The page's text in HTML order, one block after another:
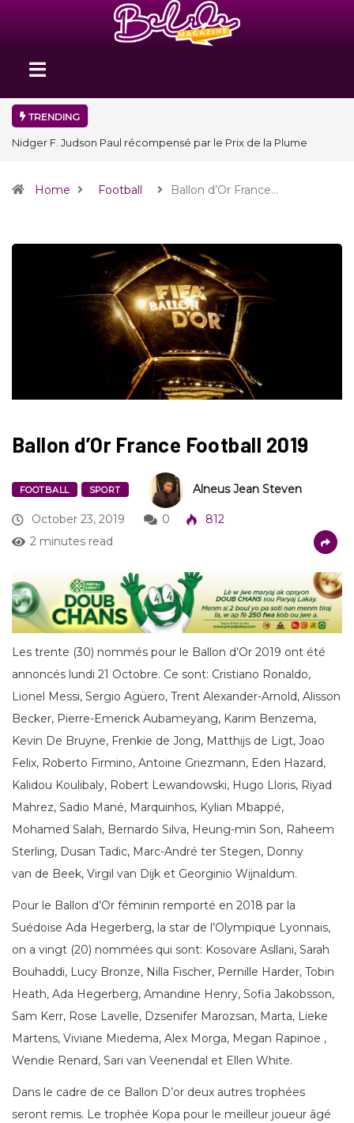
TRENDING
Nidger F. Judson Paul récompensé par le Prix de la Plume
Home Football Ballon d’Or France…
Ballon d’Or France Football 2019
FOOTBALL SPORT Alneus Jean Steven
October 23, 2019 0
812
2 minutes read
Les trente (30) nommés pour le Ballon d’Or 2019 ont été
annoncés lundi 21 Octobre. Ce sont: Cristiano Ronaldo,
Lionel Messi, Sergio Agüero, Trent Alexander-Arnold, Alisson
Becker, Pierre-Emerick Aubameyang, Karim Benzema,
Kevin De Bruyne, Frenkie de Jong, Matthijs de Ligt, Joao
Felix, Roberto Firmino, Antoine Griezmann, Eden Hazard,
Kalidou Koulibaly, Robert Lewandowski, Hugo Lloris, Riyad
Mahrez, Sadio Mané, Marquinhos, Kylian Mbappé,
Mohamed Salah, Bernardo Silva, Heung-min Son, Raheem
Sterling, Dusan Tadic, Marc-André ter Stegen, Donny
van de Beek, Virgil van Dijk et Georginio Wijnaldum.
Pour le Ballon d’Or féminin remporté en 2018 par la
Suédoise Ada Hegerberg, la star de l’Olympique Lyonnais,
on a vingt (20) nommées qui sont: Kosovare Asllani, Sarah
Bouhaddi, Lucy Bronze, Nilla Fischer, Pernille Harder, Tobin
Heath, Ada Hegerberg, Amandine Henry, Sofia Jakobsson,
Sam Kerr, Rose Lavelle, Dzsenifer Marozsan, Marta, Lieke
Martens, Viviane Miedema, Alex Morga, Megan Rapinoe ,
Wendie Renard, Sari van Veenendal et Ellen White.
Dans le cadre de ce Ballon D’or deux autres trophées
seront remis. Le trophée Kopa pour le meilleur joueur âgé